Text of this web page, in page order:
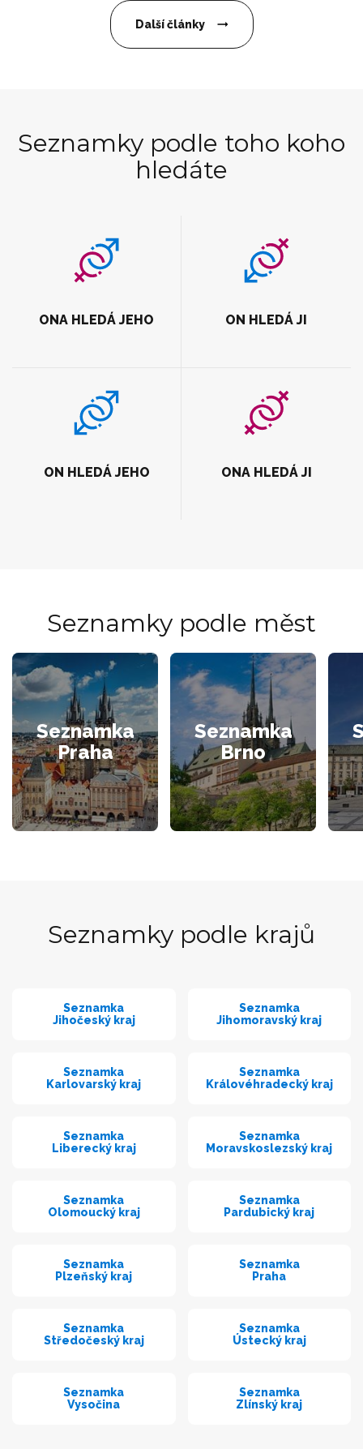
Další články
Seznamky podle toho koho
hledáte
ONA HLEDÁ JEHO ON HLEDÁ JI
ON HLEDÁ JEHO ONA HLEDÁ JI
Seznamky podle měst
Seznamka
Praha
Seznamka
Brno
Seznamky podle krajů
Seznamka
Jihočeský kraj
Seznamka
Jihomoravský kraj
Seznamka
Karlovarský kraj
Seznamka
Královéhradecký kraj
Seznamka
Liberecký kraj
Seznamka
Moravskoslezský kraj
Seznamka
Olomoucký kraj
Seznamka
Pardubický kraj
Seznamka
Plzeňský kraj
Seznamka
Praha
Seznamka
Středočeský kraj
Seznamka
Ústecký kraj
Seznamka
Vysočina
Seznamka
Zlínský kraj